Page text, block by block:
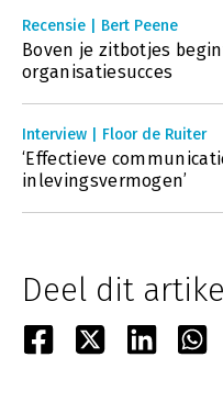
Recensie | Bert Peene
Boven je zitbotjes
organisatiesucces
Interview | Floor de Ruiter
‘Effectieve
inlevingsvermogen’
Deel dit